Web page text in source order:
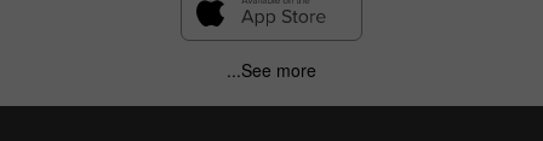
See more...